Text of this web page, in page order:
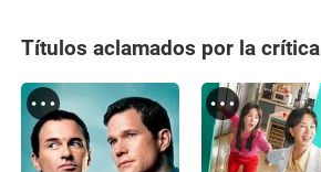
Títulos aclamados por la crítica